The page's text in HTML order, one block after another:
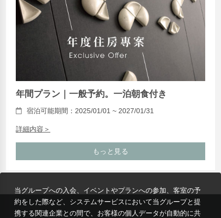
年間プラン｜一般予約。一泊朝食付き
宿泊可能期間：2025/01/01 ~ 2027/01/31
詳細内容＞
もっと見る
当グループへの入会、イベントやプランへの参加、客室の予
約をした際など、システムサービスにおいて当グループと提
携する関連企業との間で、お客様の個人データが自動的に共